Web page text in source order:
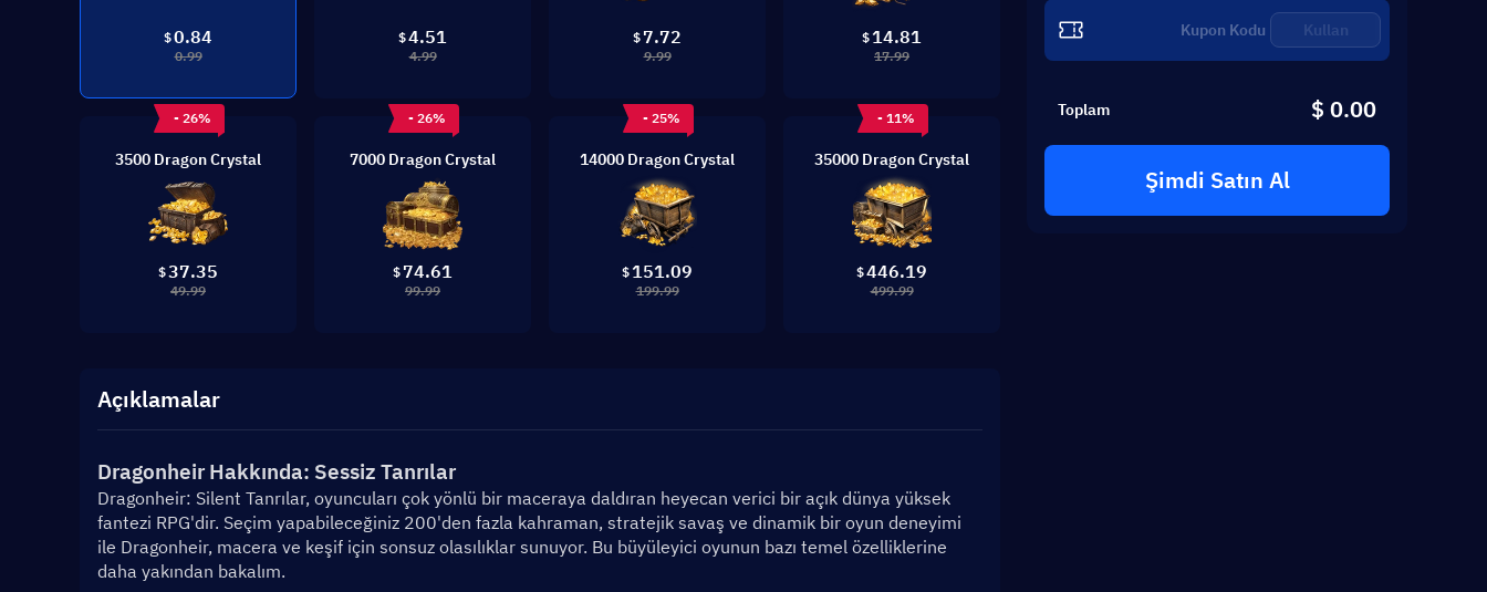
$0.84
0.99
$4.51
4.99
$ 7.72
9.99
$ 14.81
17.99
- 26%
3500 Dragon Crystal
$37.35
49.99
- 26%
7000 Dragon Crystal
$ 74.61
99.99
- 25%
14000 Dragon Crystal
$ 151.09
199.99
- 11%
35000 Dragon Crystal
$446.19
499.99
Açıklamalar
Dragonheir Hakkında: Sessiz Tanrılar
Dragonheir: Silent Tanrılar, oyuncuları çok yönlü bir maceraya daldıran heyecan verici bir açık dünya yüksek
fantezi RPG'dir. Seçim yapabileceğiniz 200'den fazla kahraman, stratejik savaş ve dinamik bir oyun deneyimi
ile Dragonheir, macera ve keşif için sonsuz olasılıklar sunuyor. Bu büyüleyici oyunun bazı temel özelliklerine
daha yakından bakalım.
Kullan
Toplam $ 0.00
Şimdi Satın Al